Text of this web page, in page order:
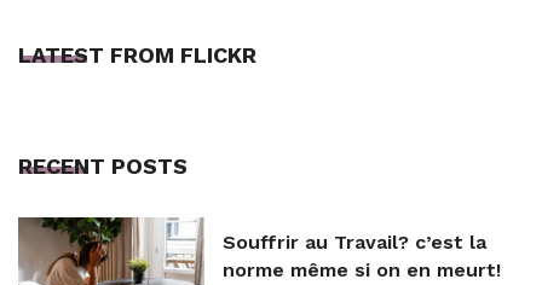
LATEST FROM FLICKR
RECENT POSTS
Souffrir au Travail? c’est la
norme même si on en meurt!